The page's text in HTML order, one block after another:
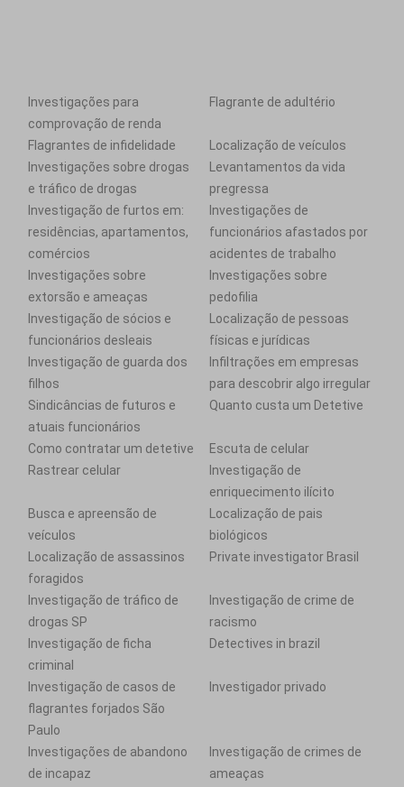
Investigações para
comprovação de renda
Flagrante de adultério
Flagrantes de infidelidade
Localização de veículos
Investigações sobre drogas
e tráfico de drogas
Levantamentos da vida
pregressa
Investigação de furtos em:
residências, apartamentos,
comércios
Investigações de
funcionários afastados por
acidentes de trabalho
Investigações sobre
extorsão e ameaças
Investigações sobre
pedofilia
Investigação de sócios e
funcionários desleais
Localização de pessoas
físicas e jurídicas
Investigação de guarda dos
filhos
Infiltrações em empresas
para descobrir algo irregular
Sindicâncias de futuros e
atuais funcionários
Quanto custa um Detetive
Como contratar um detetive
Escuta de celular
Rastrear celular
Investigação de
enriquecimento ilícito
Busca e apreensão de
veículos
Localização de pais
biológicos
Localização de assassinos
foragidos
Private investigator Brasil
Investigação de tráfico de
drogas SP
Investigação de crime de
racismo
Investigação de ficha
criminal
Detectives in brazil
Investigação de casos de
flagrantes forjados São
Paulo
Investigador privado
Investigações de abandono
de incapaz
Investigação de crimes de
ameaças